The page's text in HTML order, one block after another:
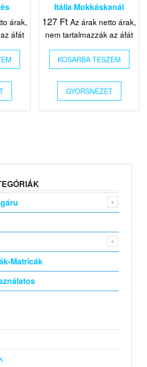
árak,
áfát
Itália Mokkáskanál
127 Ft Az árak netto árak,
nem tartalmazzák az áfát
KOSÁRBA TESZEM
GYORSNÉZET
Matricák